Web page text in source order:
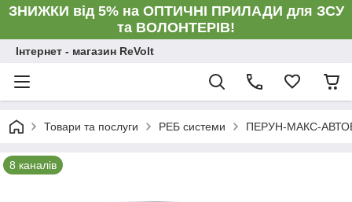
ЗНИЖКИ від 5% на ОПТИЧНІ ПРИЛАДИ для ЗСУ
та ВОЛОНТЕРІВ!
Інтернет - магазин ReVolt
Товари та послуги РЕБ системи ПЕРУН-МАКС-
8 каналів